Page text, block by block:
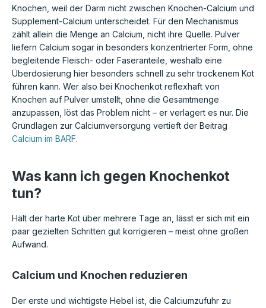
Knochen, weil der Darm nicht zwischen Knochen-Calcium und
Supplement-Calcium unterscheidet. Für den Mechanismus
zählt allein die Menge an Calcium, nicht ihre Quelle. Pulver
liefern Calcium sogar in besonders konzentrierter Form, ohne
begleitende Fleisch- oder Faseranteile, weshalb eine
Überdosierung hier besonders schnell zu sehr trockenem Kot
führen kann. Wer also bei Knochenkot reflexhaft von
Knochen auf Pulver umstellt, ohne die Gesamtmenge
anzupassen, löst das Problem nicht – er verlagert es nur. Die
Grundlagen zur Calciumversorgung vertieft der Beitrag
Calcium im BARF.
Was kann ich gegen Knochenkot
tun?
Hält der harte Kot über mehrere Tage an, lässt er sich mit ein
paar gezielten Schritten gut korrigieren – meist ohne großen
Aufwand.
Calcium und Knochen reduzieren
Der erste und wichtigste Hebel ist, die Calciumzufuhr zu